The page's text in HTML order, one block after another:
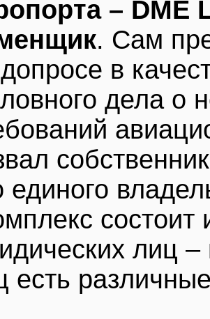
– DME
. Сам
в
дела о
единого
состоит
лиц
есть